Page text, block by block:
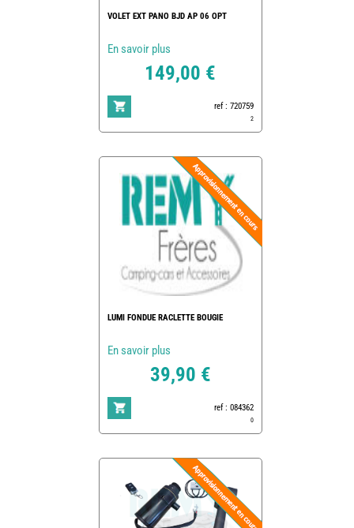
VOLET EXT PANO BJD AP 06 OPT
En savoir plus
149,00 €
ref : 720759
2
LUMI FONDUE RACLETTE BOUGIE
En savoir plus
39,90 €
ref : 084362
0